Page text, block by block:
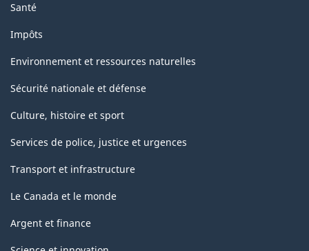
Structure
de
la
classification
Santé
Impôts
Environnement et ressources naturelles
Sécurité nationale et défense
Culture, histoire et sport
Services de police, justice et urgences
Transport et infrastructure
Le Canada et le monde
Argent et finance